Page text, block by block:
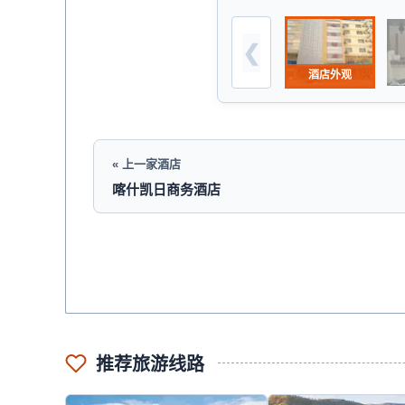
酒店外观
« 上一家酒店
喀什凯日商务酒店
推荐旅游线路